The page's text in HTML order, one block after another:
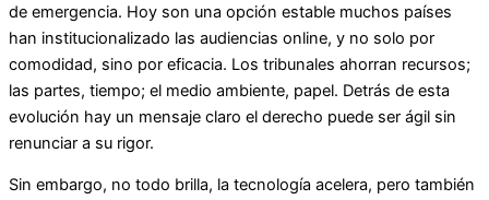
de emergencia. Hoy son una opción estable muchos países
han institucionalizado las audiencias online, y no solo por
comodidad, sino por eficacia. Los tribunales ahorran recursos;
las partes, tiempo; el medio ambiente, papel. Detrás de esta
evolución hay un mensaje claro el derecho puede ser ágil sin
renunciar a su rigor.
Sin embargo, no todo brilla, la tecnología acelera, pero también